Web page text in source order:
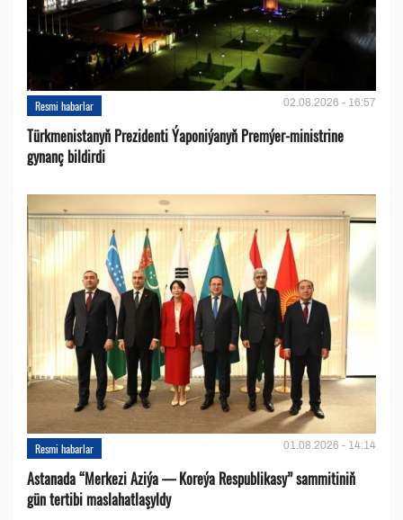
Resmi habarlar 02.08.2026 - 16:57
Türkmenistanyň Prezidenti Ýaponiýanyň Premýer-ministrine
gynanç bildirdi
Resmi habarlar 01.08.2026 - 14:14
Astanada “Merkezi Aziýa — Koreýa Respublikasy” sammitiniň
gün tertibi maslahatlaşyldy